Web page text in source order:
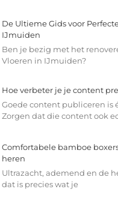
De Ultieme Gids voor
IJmuiden
Ben je bezig met het
Vloeren in IJmuiden?
Hoe verbeter je je content
Goede content publiceren is
Zorgen dat die content ook
Comfortabele bamboe
heren
Ultrazacht, ademend en de
dat is precies wat je